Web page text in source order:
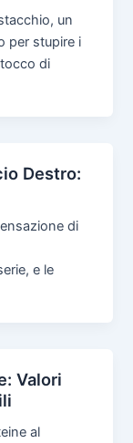
un
per stupire i
di
Destro:
di
e le
Valori
al